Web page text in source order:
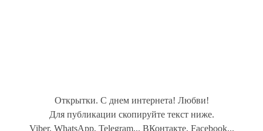
Открытки. С днем интернета! Любви!
Для публикации скопируйте текст ниже.
Viber, WhatsApp, Telegram... ВКонтакте, Facebook...